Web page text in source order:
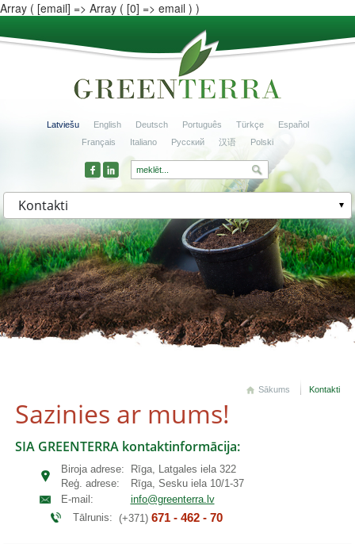
Array ( [email] => Array ( [0] => email ) )
Latviešu English Deutsch Português Türkçe
Español
Français
Italiano Русский 汉语 Polski
Kontakti
Sākums Kontakti
Sazinies ar mums!
SIA GREENTERRA kontaktinformācija:
Biroja adrese:
Reģ. adrese:
Rīga, Latgales iela 322
Rīga, Sesku iela 10/1-37
E-mail:
info@greenterra.lv
Tālrunis: (+371) 671 - 462 - 70